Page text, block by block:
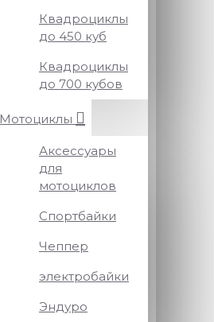
Квадроциклы
до 450 куб
Квадроциклы
до 700 кубов
Мотоциклы
Аксессуары
для
мотоциклов
Спортбайки
Чеппер
электробайки
Эндуро